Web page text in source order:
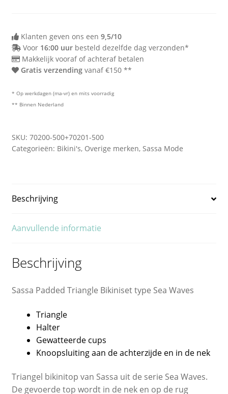
Klanten geven ons een 9,5/10
Voor 16:00 uurbesteld dezelfde dag verzonden*
Makkelijk vooraf of achteraf betalen
Gratis verzendingvanaf €150 **
* Op werkdagen (ma-vr) en mits voorradig
** Binnen Nederland
SKU: 70200-500+70201-500
Categorieën: Bikini's, Overige merken, Sassa Mode
Beschrijving
Aanvullende informatie
Beschrijving
Sassa Padded Triangle Bikiniset type Sea Waves
Triangle
Halter
Gewatteerde cups
Knoopsluiting aan de achterzijde en in de nek
Triangel bikinitop van Sassa uit de serie Sea Waves.
De gevoerde top wordt in de nek en op de rug